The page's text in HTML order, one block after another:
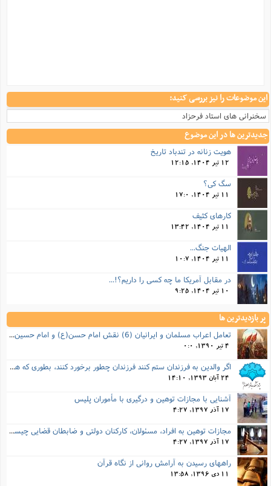
این موضوعات را نیز بررسی کنید:
سخنرانی های استاد فرحزاد
جدیدترین ها در این موضوع
هویت زنانه در تندباد تاریخ
12 تیر 1404, 12:15
سگ کی؟
11 تیر 1404, 17:0
کارهای کثیف
11 تیر 1404, 13:42
الهیات جنگ...
11 تیر 1404, 10:7
در مقابل آمریکا ما چه کسی را داریم؟!...
10 تیر 1404, 9:25
پر بازدیدترین ها
تعامل اعراب مسلمان و ایرانیان (6) نقش امام حسن(ع) و امام حسین(ع) در فتح ایران
4 تیر 1390, 0:0
اگر والدین به فرزندان ستم کنند فرزندان چطور برخورد کنند، بطوری که هم موجب ناراحتی آنها نشود و هم بتوانند آنها را امر به معروف و نهی از منکر کنند، و اگر نصیحت تأثیر نداشت چطور باید با آنها برخورد کرد؟
24 آبان 1393, 14:10
آشنایی با مجازات توهین و درگیری با مأموران پلیس
17 آذر 1397, 4:27
مجازات‌ توهین به افراد، مسئولان، کارکنان دولتی و ضابطان قضایی چیست؟
17 آذر 1397, 4:27
راههای رسیدن به آرامش روانی از نگاه قرآن
11 دی 1396, 13:58